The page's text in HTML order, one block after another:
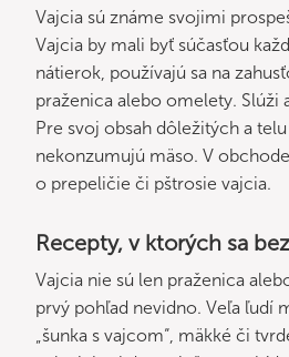
Vajcia sú známe svojimi
Vajcia by mali byť súčasťou
nátierok, používajú sa na
praženica alebo omelety.
Pre svoj obsah dôležitých a
nekonzumujú mäso. V
o prepeličie či pštrosie vajcia.
Recepty, v ktorých sa
Vajcia nie sú len praženica
prvý pohľad nevidno. Veľa ľudí
„šunka s vajcom“, mäkké či